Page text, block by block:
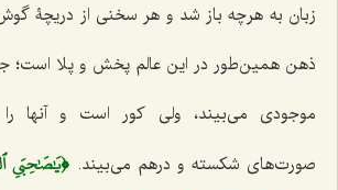
زبان به هرچه باز شد و هر سخنی از دریچۀ
ذهن همین‌طور در این عالم پخش و پلا است؛
موجودی می‌بیند، ولی کور است و آنها را
صورت‌های شکسته و درهم می‌بیند. ﴿يَٰصَٰحِبَيِ